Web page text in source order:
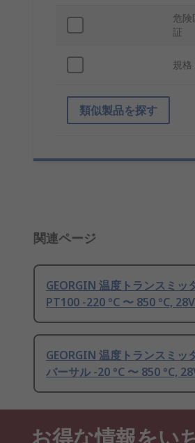
危
証
規
類似製品を探す
関連ページ
GEORGIN 温度トランスミッ
PT100 -220 °C 〜 850 °C, 28V
GEORGIN 温度トランスミッ
バーサル -20 °C 〜 850 °C,
お得な情報をい